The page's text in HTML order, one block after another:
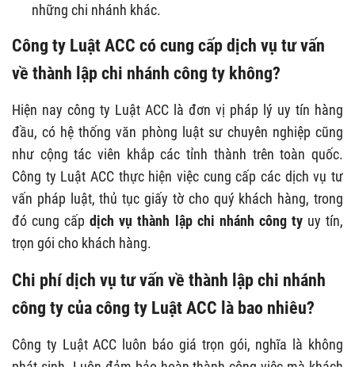
những chi nhánh khác.
Công ty Luật ACC có cung cấp dịch vụ tư vấn
về thành lập chi nhánh công ty không?
Hiện nay công ty Luật ACC là đơn vị pháp lý uy tín hàng
đầu, có hệ thống văn phòng luật sư chuyên nghiệp cũng
như cộng tác viên khắp các tỉnh thành trên toàn quốc.
Công ty Luật ACC thực hiện việc cung cấp các dịch vụ tư
vấn pháp luật, thủ tục giấy tờ cho quý khách hàng, trong
đó cung cấp dịch vụ thành lập chi nhánh công tyuy tín,
trọn gói cho khách hàng.
Chi phí dịch vụ tư vấn về thành lập chi nhánh
công ty của công ty Luật ACC là bao nhiêu?
Công ty Luật ACC luôn báo giá trọn gói, nghĩa là không